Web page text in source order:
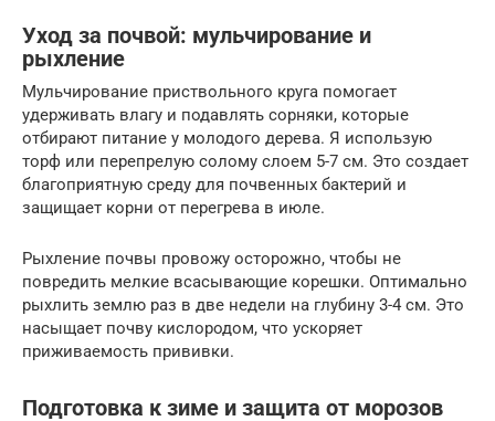
Уход за почвой: мульчирование и
рыхление
Мульчирование приствольного круга помогает
удерживать влагу и подавлять сорняки, которые
отбирают питание у молодого дерева. Я использую
торф или перепрелую солому слоем 5-7 см. Это создает
благоприятную среду для почвенных бактерий и
защищает корни от перегрева в июле.
Рыхление почвы провожу осторожно, чтобы не
повредить мелкие всасывающие корешки. Оптимально
рыхлить землю раз в две недели на глубину 3-4 см. Это
насыщает почву кислородом, что ускоряет
приживаемость прививки.
Подготовка к зиме и защита от морозов